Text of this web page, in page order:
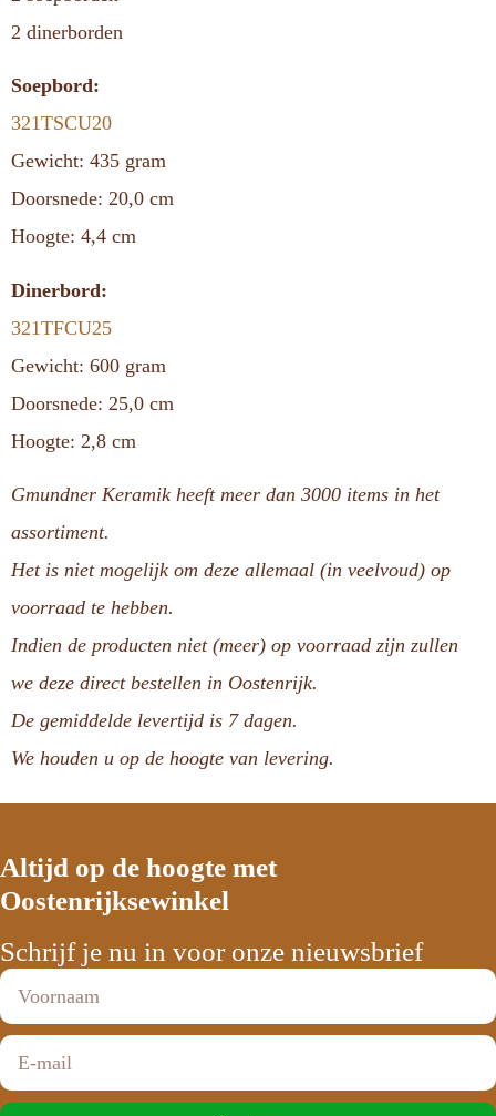
2 dinerborden
Soepbord:
321TSCU20
Gewicht: 435 gram
Doorsnede: 20,0 cm
Hoogte: 4,4 cm
Dinerbord:
321TFCU25
Gewicht: 600 gram
Doorsnede: 25,0 cm
Hoogte: 2,8 cm
Gmundner Keramik heeft meer dan 3000 items in het
assortiment.
Het is niet mogelijk om deze allemaal (in veelvoud) op
voorraad te hebben.
Indien de producten niet (meer) op voorraad zijn zullen
we deze direct bestellen in Oostenrijk.
De gemiddelde levertijd is 7 dagen.
We houden u op de hoogte van levering.
Altijd op de hoogte met
Oostenrijksewinkel
Schrijf je nu in voor onze nieuwsbrief